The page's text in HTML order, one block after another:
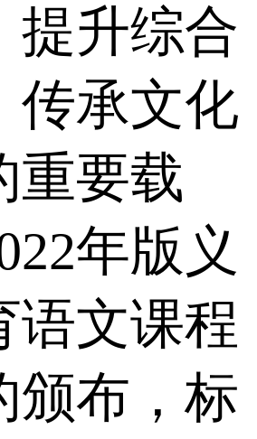
提升综合
传承文化
重要载
年版义
语文课程
颁布，标